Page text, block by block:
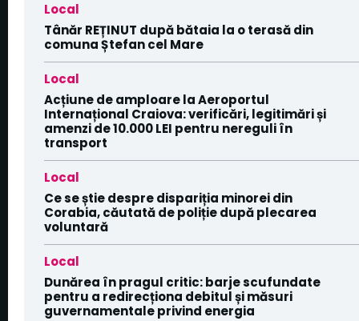
Local
Tânăr REȚINUT după bătaia la o terasă din
comuna Ștefan cel Mare
Local
Acțiune de amploare la Aeroportul
Internațional Craiova: verificări, legitimări și
amenzi de 10.000 LEI pentru nereguli în
transport
Local
Ce se știe despre dispariția minorei din
Corabia, căutată de poliție după plecarea
voluntară
Local
Dunărea în pragul critic: barje scufundate
pentru a redirecționa debitul și măsuri
guvernamentale privind energia